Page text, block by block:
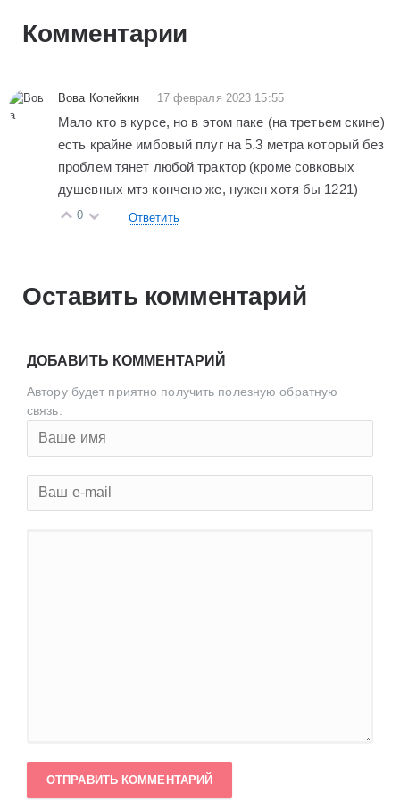
Комментарии
Вова Копейкин 17 февраля 2023 15:55
Мало кто в курсе, но в этом паке (на третьем скине)
есть крайне имбовый плуг на 5.3 метра который без
проблем тянет любой трактор (кроме совковых
душевных мтз кончено же, нужен хотя бы 1221)
0 Ответить
Оставить комментарий
ДОБАВИТЬ КОММЕНТАРИЙ
Автору будет приятно получить полезную обратную
связь.
ОТПРАВИТЬ КОММЕНТАРИЙ